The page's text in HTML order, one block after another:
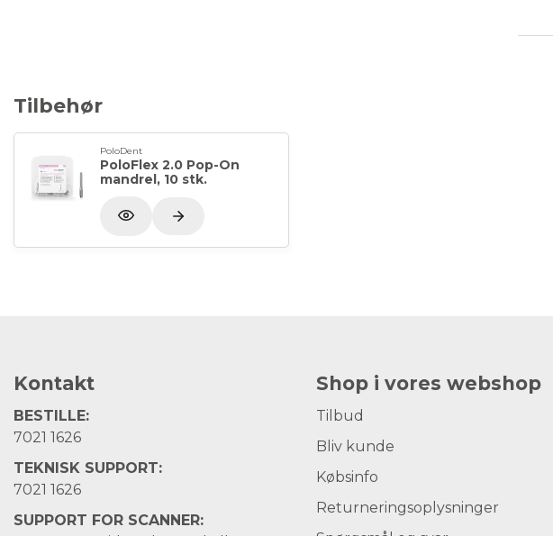
Tilbehør
PoloDent
PoloFlex 2.0 Pop-On
mandrel, 10 stk.
Kontakt
BESTILLE:
7021 1626
TEKNISK SUPPORT:
7021 1626
SUPPORT FOR SCANNER:
Shop i vores webshop
Tilbud
Bliv kunde
Købsinfo
Returneringsoplysninger